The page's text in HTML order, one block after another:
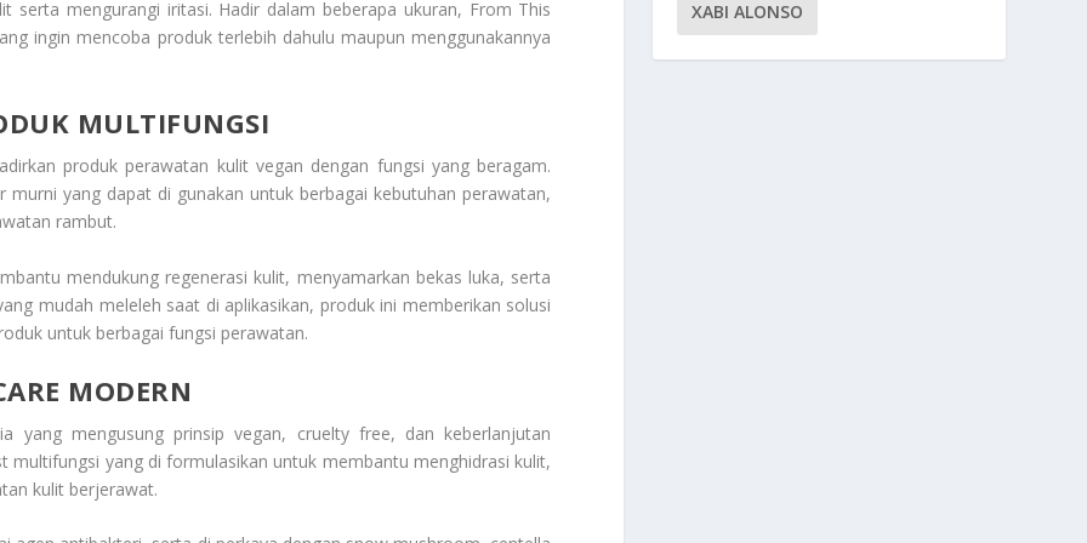
serta mengurangi iritasi. Hadir dalam beberapa ukuran, From This
ingin mencoba produk terlebih dahulu maupun menggunakannya
MULTIFUNGSI
produk perawatan kulit vegan dengan fungsi yang beragam.
yang dapat di gunakan untuk berbagai kebutuhan perawatan,
rambut.
mendukung regenerasi kulit, menyamarkan bekas luka, serta
mudah meleleh saat di aplikasikan, produk ini memberikan solusi
untuk berbagai fungsi perawatan.
MODERN
yang mengusung prinsip vegan, cruelty free, dan keberlanjutan
multifungsi yang di formulasikan untuk membantu menghidrasi kulit,
kulit berjerawat.
XABI ALONSO